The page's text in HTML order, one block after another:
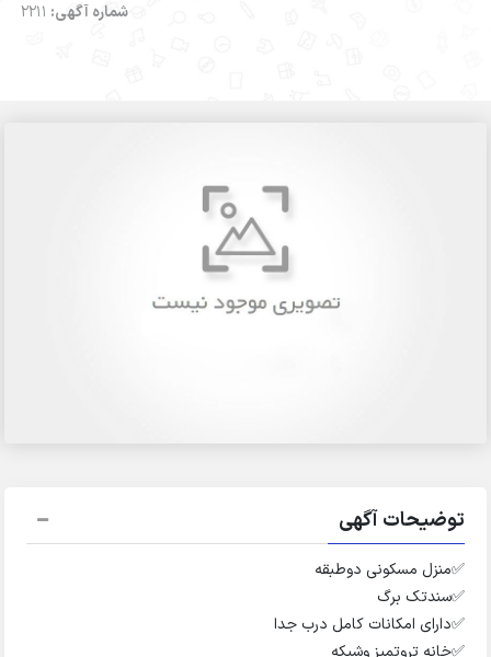
شماره آگهی: 2211
توضیحات آگهی
✅️منزل مسکونی دوطبقه
✅️سندتک برگ
✅️دارای امکانات کامل درب جدا
✅️خانه تروتمیز وشیکه